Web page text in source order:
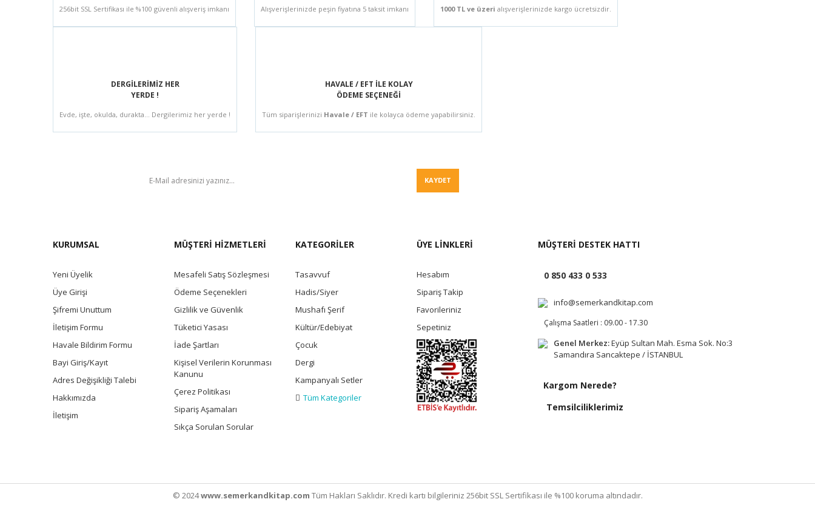
256bit SSL Sertifikası ile %100 güvenli alışveriş imkanı Alışverişlerinizde peşin fiyatına 5 taksit imkanı 1000 TL ve üzeri alışverişlerinizde kargo ücretsizdir.
DERGİLERİMİZ HER
YERDE !
Evde, işte, okulda, durakta... Dergilerimiz her yerde !
HAVALE / EFT İLE KOLAY
ÖDEME SEÇENEĞİ
Tüm siparişlerinizi Havale / EFT ile kolayca ödeme yapabilirsiniz.
KAYDET
KURUMSAL
Yeni Üyelik
Üye Girişi
Şifremi Unuttum
İletişim Formu
Havale Bildirim Formu
Bayi Giriş/Kayıt
Adres Değişikliği Talebi
Hakkımızda
İletişim
MÜŞTERİ HİZMETLERİ
Mesafeli Satış Sözleşmesi
Ödeme Seçenekleri
Gizlilik ve Güvenlik
Tüketici Yasası
İade Şartları
Kişisel Verilerin Korunması
Kanunu
Çerez Politikası
Sipariş Aşamaları
Sıkça Sorulan Sorular
KATEGORİLER
Tasavvuf
Hadis/Siyer
Mushafı Şerif
Kültür/Edebiyat
Çocuk
Dergi
Kampanyalı Setler
Tüm Kategoriler
ÜYE LİNKLERİ
Hesabım
Sipariş Takip
Favorileriniz
Sepetiniz
MÜŞTERİ DESTEK HATTI
0 850 433 0 533
info@semerkandkitap.com
Çalışma Saatleri : 09.00 - 17.30
Genel Merkez:Eyüp Sultan Mah. Esma Sok. No:3
Samandıra Sancaktepe / İSTANBUL
Kargom Nerede?
Temsilciliklerimiz
© 2024www.semerkandkitap.com Tüm Hakları Saklıdır. Kredi kartı bilgileriniz 256bit SSL Sertifikası ile %100 koruma altındadır.